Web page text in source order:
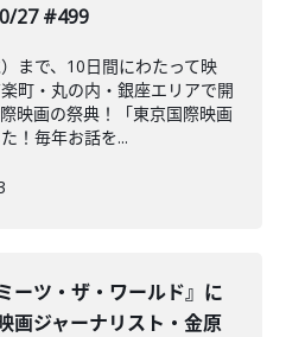
27 #499
まで、10日間にわたって映
町・丸の内・銀座エリアで開
映画の祭典！「東京国際映画
！毎年お話を...
ーツ・ザ・ワールド』に
画ジャーナリスト・金原